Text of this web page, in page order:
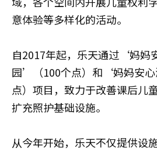
意体验等多样化的活动。
自2017年起，乐天通过‘妈妈
园’（100个点）和‘妈妈安
点）项目，致力于改善课后儿
扩充照护基础设施。
从今年开始，乐天不仅提供设